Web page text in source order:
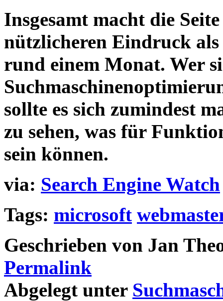
Insgesamt macht die
nützlicheren Eindruck
rund einem Monat. Wer
sollte es sich zumindest
zu sehen, was für
sein können.
via: Search Engine Watch
Tags: microsoft
Geschrieben von Jan
Permalink
Abgelegt unter